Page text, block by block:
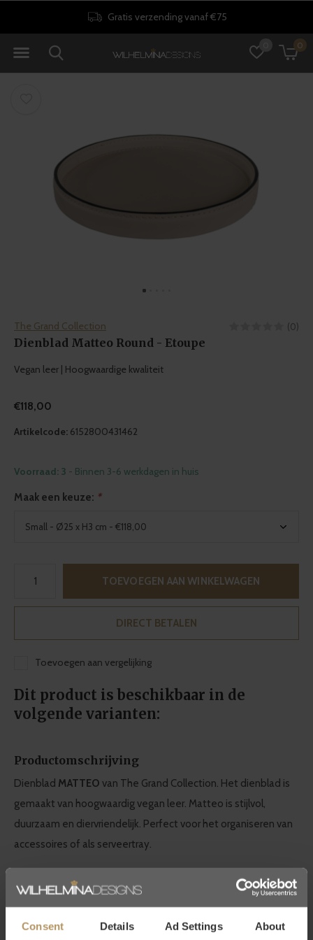
Consent Details Ad Settings About
0
Gratis verzending vanaf €75
The Grand Collection (0)
Dienblad Matteo Round - Etoupe
Vegan leer | Hoogwaardige kwaliteit
€118,00
Artikelcode: 6152800431462
Voorraad: 3 - Binnen 3-6 werkdagen in huis
Maak een keuze: *
TOEVOEGEN AAN WINKELWAGEN
DIRECT BETALEN
Toevoegen aan vergelijking
Dit product is beschikbaar in de
volgende varianten:
Productomschrijving
Dienblad MATTEO van The Grand Collection. Het dienblad is
gemaakt van hoogwaardig vegan leer. Matteo is stijlvol,
duurzaam en diervriendelijk. Perfect voor het organiseren van
accessoires of als serveertray.
De tray is beschikbaar in diverse afmetingen. Matteo komt
ook in het vierkant en in een beige kleur.